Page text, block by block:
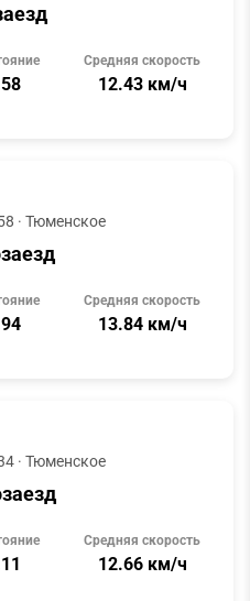
Средняя скорость
12.43 км/ч
· Тюменское
Средняя скорость
13.84 км/ч
· Тюменское
Средняя скорость
12.66 км/ч